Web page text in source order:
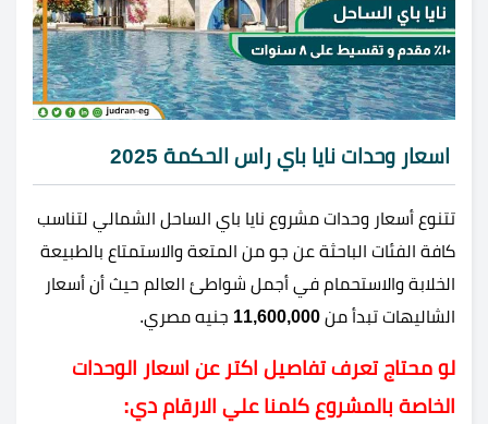
اسعار وحدات نايا باي راس الحكمة 2025
تتنوع أسعار وحدات مشروع نايا باي الساحل الشمالي لتناسب
كافة الفئات الباحثة عن جو من المتعة والاستمتاع بالطبيعة
الخلابة والاستحمام في أجمل شواطئ العالم حيث أن أسعار
الشاليهات تبدأ من 11,600,000 جنيه مصري.
لو محتاج تعرف تفاصيل اكتر عن اسعار الوحدات
الخاصة بالمشروع كلمنا علي الارقام دي: